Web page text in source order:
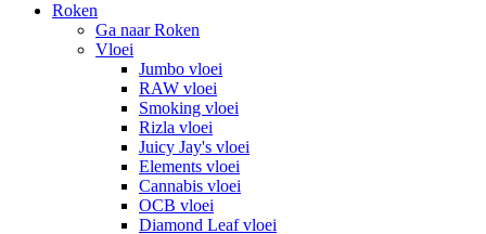
Roken
Ga naar Roken
Vloei
Jumbo vloei
RAW vloei
Smoking vloei
Rizla vloei
Juicy Jay's vloei
Elements vloei
Cannabis vloei
OCB vloei
Diamond Leaf vloei